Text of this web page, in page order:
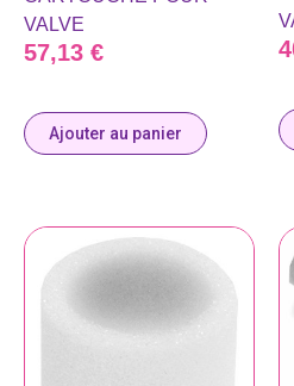
VALVE
57,13 €
Ajouter au panier